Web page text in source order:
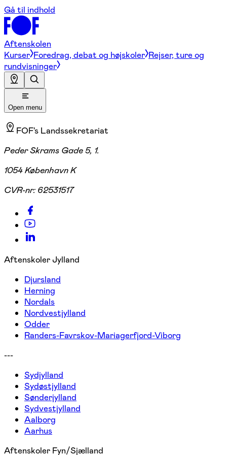
Gå til indhold
Aftenskolen
Kurser Foredrag, debat og højskoler Rejser, ture og
rundvisninger
Open menu
FOF's Landssekretariat
Peder Skrams Gade 5, 1.
1054 København K
CVR-nr: 62531517
Aftenskoler Jylland
Djursland
Herning
Nordals
Nordvestjylland
Odder
Randers-Favrskov-Mariagerfjord-Viborg
---
Sydjylland
Sydøstjylland
Sønderjylland
Sydvestjylland
Aalborg
Aarhus
Aftenskoler Fyn/Sjælland